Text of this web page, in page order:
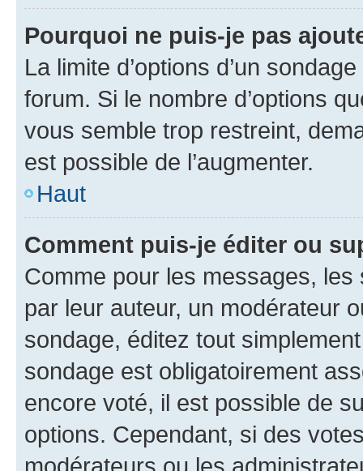
Pourquoi ne puis-je pas
La limite d’options d’un
forum. Si le nombre d’options
vous semble trop restreint,
est possible de l’augmenter.
Haut
Comment puis-je éditer ou
Comme pour les messages,
par leur auteur, un modérateur
sondage, éditez tout
sondage est obligatoirement
encore voté, il est possible de
options. Cependant, si des